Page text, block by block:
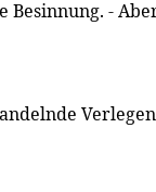
Besinnung. -